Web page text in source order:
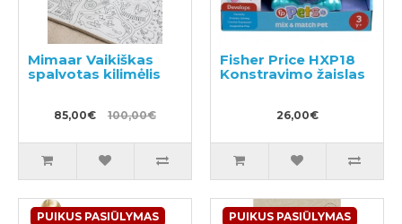
Mimaar Vaikiškas
spalvotas kilimėlis
85,00€ 100,00€
Fisher Price HXP18
Konstravimo žaislas
26,00€
PUIKUS PASIŪLYMAS PUIKUS PASIŪLYMAS